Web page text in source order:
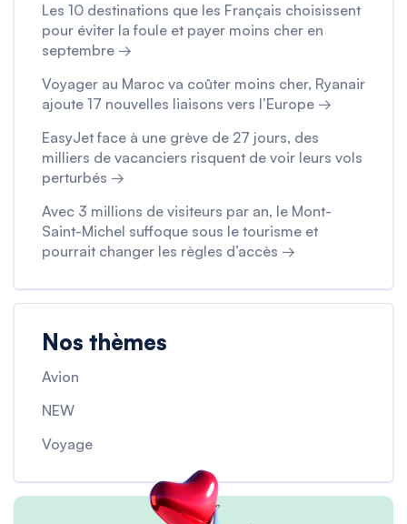
Les 10 destinations que les Français choisissent
pour éviter la foule et payer moins cher en
septembre →
Voyager au Maroc va coûter moins cher, Ryanair
ajoute 17 nouvelles liaisons vers l’Europe →
EasyJet face à une grève de 27 jours, des
milliers de vacanciers risquent de voir leurs vols
perturbés →
Avec 3 millions de visiteurs par an, le Mont-
Saint-Michel suffoque sous le tourisme et
pourrait changer les règles d’accès →
Nos thèmes
Avion
NEW
Voyage